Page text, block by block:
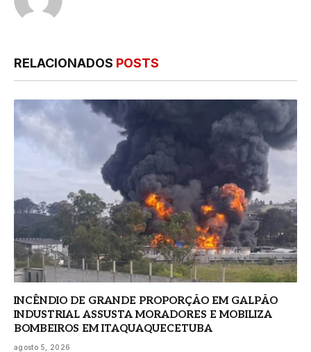
RELACIONADOS POSTS
INCÊNDIO DE GRANDE PROPORÇÃO EM GALPÃO
INDUSTRIAL ASSUSTA MORADORES E MOBILIZA
BOMBEIROS EM ITAQUAQUECETUBA
agosto 5, 2026